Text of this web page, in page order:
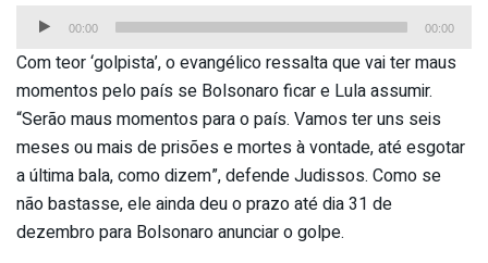
Tocador
áudio
00:00 00:00
Com teor ‘golpista’, o evangélico ressalta que vai ter maus
momentos pelo país se Bolsonaro ficar e Lula assumir.
“Serão maus momentos para o país. Vamos ter uns seis
meses ou mais de prisões e mortes à vontade, até esgotar
a última bala, como dizem”, defende Judissos. Como se
não bastasse, ele ainda deu o prazo até dia 31 de
dezembro para Bolsonaro anunciar o golpe.